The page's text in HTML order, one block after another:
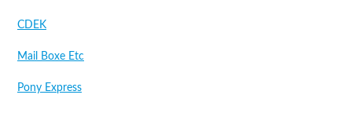
CDEK
Mail Boxe Etc
Pony Express